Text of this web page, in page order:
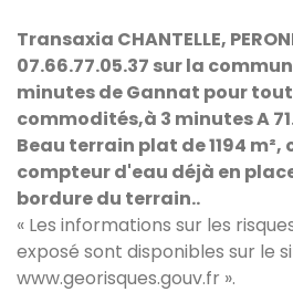
Transaxia CHANTELLE,
07.66.77.05.37 sur la
minutes de Gannat pour
commodités,à 3 minutes A
Beau terrain plat de 1194
compteur d'eau déjà en
bordure du terrain..
« Les informations sur les
exposé sont disponibles sur le
www.georisques.gouv.fr ».